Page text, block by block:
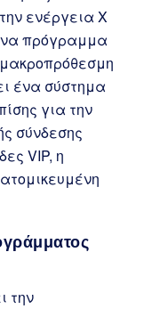
ενέργεια Χ
πρόγραμμα
ένα σύστημα
για την
σύνδεσης
VIP, η
την